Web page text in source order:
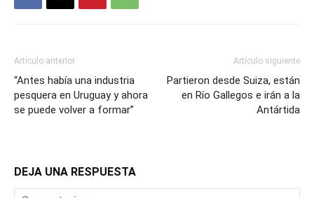
Artículo anterior
“Antes había una industria
pesquera en Uruguay y ahora
se puede volver a formar”
Artículo siguiente
Partieron desde Suiza, están
en Río Gallegos e irán a la
Antártida
DEJA UNA RESPUESTA